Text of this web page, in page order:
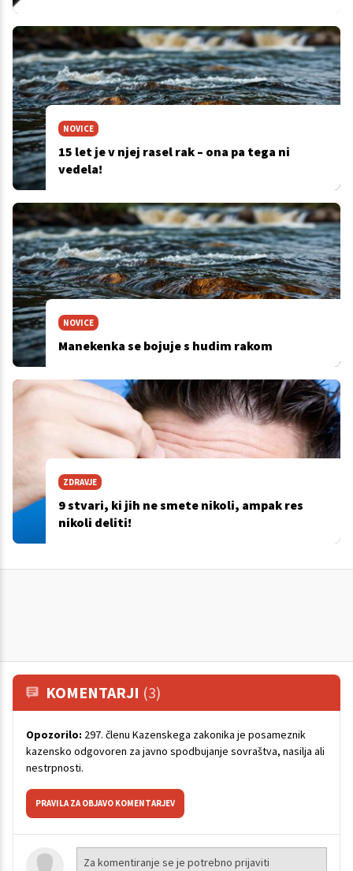
NOVICE
15 let je v njej rasel rak – ona pa tega ni
vedela!
NOVICE
Manekenka se bojuje s hudim rakom
ZDRAVJE
9 stvari, ki jih ne smete nikoli, ampak res
nikoli deliti!
KOMENTARJI (3)
Opozorilo: 297. členu Kazenskega zakonika je posameznik
kazensko odgovoren za javno spodbujanje sovraštva, nasilja ali
nestrpnosti.
PRAVILA ZA OBJAVO KOMENTARJEV